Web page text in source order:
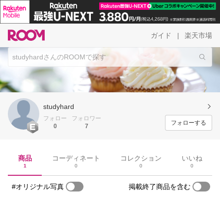
ガイド 楽天市場
studyhard
フォロー
0
フォロワー
7
フォローする
商品
1
コーディネート
0
コレクション
0
いいね
0
#オリジナル写真 掲載終了商品を含む